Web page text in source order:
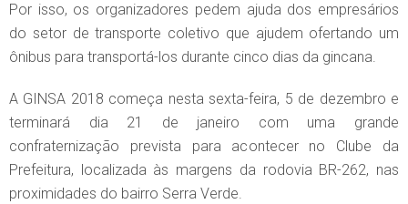
Por isso, os organizadores pedem ajuda dos empresários
do setor de transporte coletivo que ajudem ofertando um
ônibus para transportá-los durante cinco dias da gincana.
A GINSA 2018 começa nesta sexta-feira, 5 de dezembro e
terminará dia 21 de janeiro com uma grande
confraternização prevista para acontecer no Clube da
Prefeitura, localizada às margens da rodovia BR-262, nas
proximidades do bairro Serra Verde.